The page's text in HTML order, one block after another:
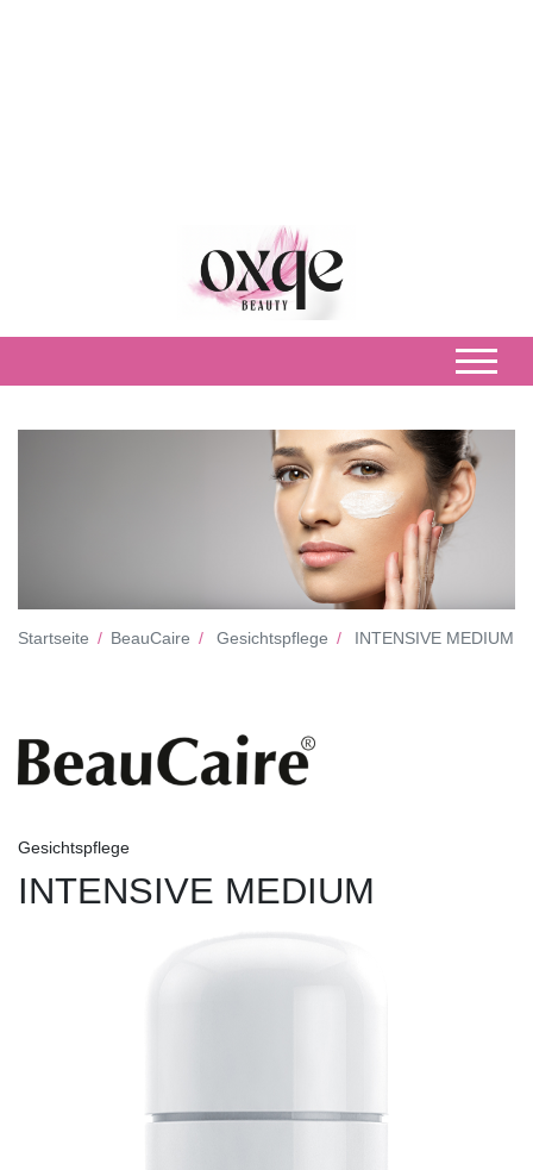
Startseite BeauCaire Gesichtspflege INTENSIVE MEDIUM
Gesichtspflege
INTENSIVE MEDIUM